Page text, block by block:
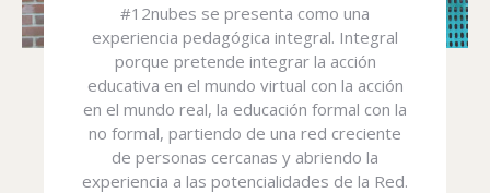
#12nubes se presenta como una
experiencia pedagógica integral. Integral
porque pretende integrar la acción
educativa en el mundo virtual con la acción
en el mundo real, la educación formal con la
no formal, partiendo de una red creciente
de personas cercanas y abriendo la
experiencia a las potencialidades de la Red.